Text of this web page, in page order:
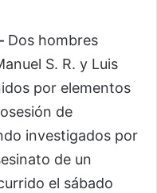
Dos hombres
S. R. y Luis
por elementos
de
investigados por
de un
el sábado